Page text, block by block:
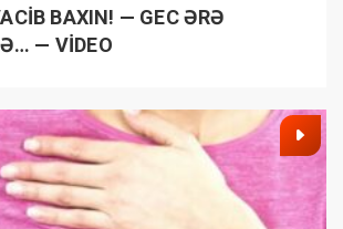
BAXIN! — GEC ƏRƏ
— VİDEO